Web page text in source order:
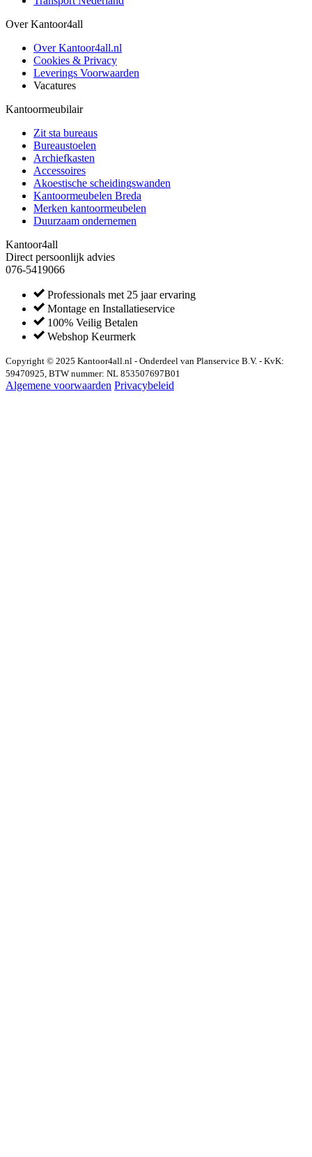
Over Kantoor4all
Over Kantoor4all.nl
Cookies & Privacy
Leverings Voorwaarden
Vacatures
Kantoormeubilair
Zit sta bureaus
Bureaustoelen
Archiefkasten
Accessoires
Akoestische scheidingswanden
Kantoormeubelen Breda
Merken kantoormeubelen
Duurzaam ondernemen
Kantoor4all
Direct persoonlijk advies
076-5419066
Professionals met 25 jaar ervaring
Montage en Installatieservice
100% Veilig Betalen
Webshop Keurmerk
Copyright © 2025 Kantoor4all.nl - Onderdeel van Planservice B.V. - KvK:
59470925, BTW nummer: NL 853507697B01
Algemene voorwaarden Privacybeleid